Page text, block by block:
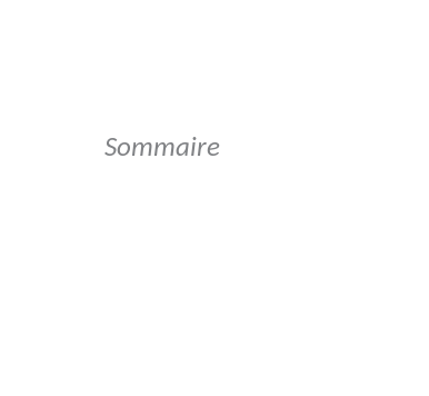
Sommaire